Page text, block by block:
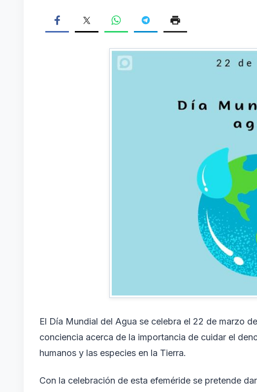
El Día Mundial del Agua se celebra el 22 de marzo
conciencia acerca de la importancia de cuidar el
humanos y las especies en la Tierra.
Con la celebración de esta efeméride se pretende